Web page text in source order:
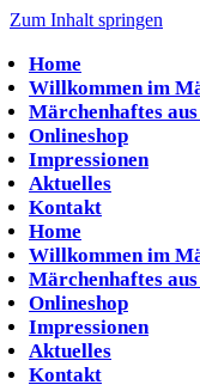
Zum Inhalt springen
Home
Willkommen im
Märchenhaftes
Onlineshop
Impressionen
Aktuelles
Kontakt
Home
Willkommen im
Märchenhaftes
Onlineshop
Impressionen
Aktuelles
Kontakt